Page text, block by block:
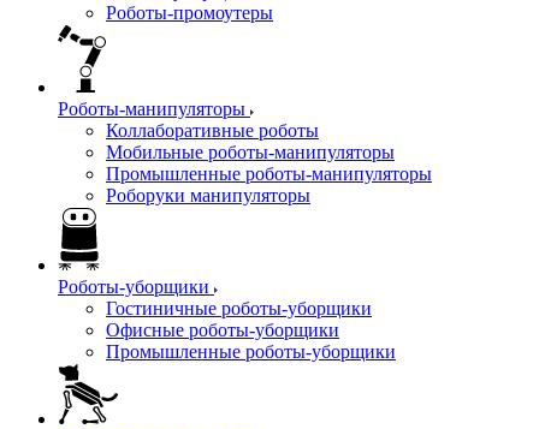
Роботы-промоутеры
Роботы-манипуляторы
Коллаборативные роботы
Мобильные роботы-манипуляторы
Промышленные роботы-манипуляторы
Роборуки манипуляторы
Роботы-уборщики
Гостиничные роботы-уборщики
Офисные роботы-уборщики
Промышленные роботы-уборщики